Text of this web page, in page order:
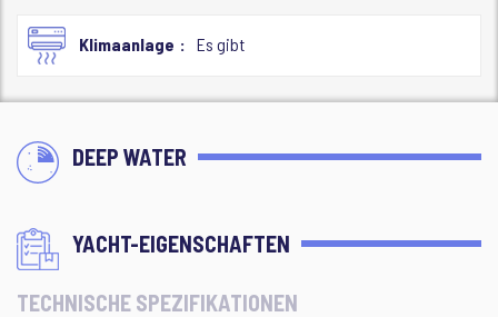
Klimaanlage Es gibt
DEEP WATER
YACHT-EIGENSCHAFTEN
TECHNISCHE SPEZIFIKATIONEN